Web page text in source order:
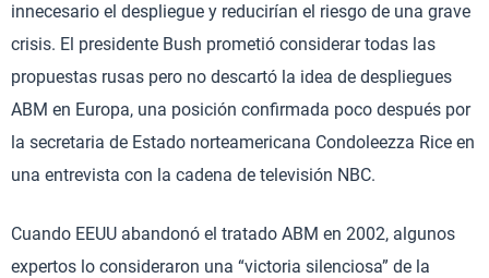
innecesario el despliegue y reducirían el riesgo de una grave
crisis. El presidente Bush prometió considerar todas las
propuestas rusas pero no descartó la idea de despliegues
ABM en Europa, una posición confirmada poco después por
la secretaria de Estado norteamericana Condoleezza Rice en
una entrevista con la cadena de televisión NBC.
Cuando EEUU abandonó el tratado ABM en 2002, algunos
expertos lo consideraron una “victoria silenciosa” de la